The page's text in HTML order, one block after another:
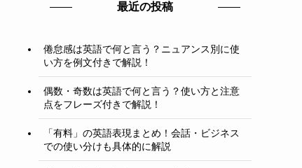
最近の投稿
倦怠感は英語で何と言う？ニュアンス別に使
い方を例文付きで解説！
偶数・奇数は英語で何と言う？使い方と注意
点をフレーズ付きで解説！
「有料」の英語表現まとめ！会話・ビジネス
での使い分けも具体的に解説